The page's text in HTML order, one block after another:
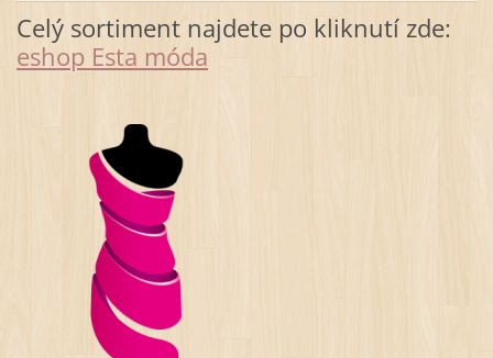
Celý sortiment najdete po kliknutí zde:
eshop Esta móda